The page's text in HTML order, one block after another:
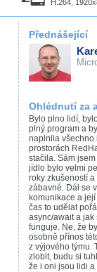
H.264,
Přednášející
Ohlédnutí za
Bylo plno lidí,
plný program a
naplnila všechno
prostorách
stačila. Sám
jídlo bylo velmi
roky zkušeností
zábavné. Dál se
komunikace a
čas to udělat
async/await a
funguje. Ne, že
osobně přínos
z výjového týmu.
zlobit, budu si
že i oni jsou lidi